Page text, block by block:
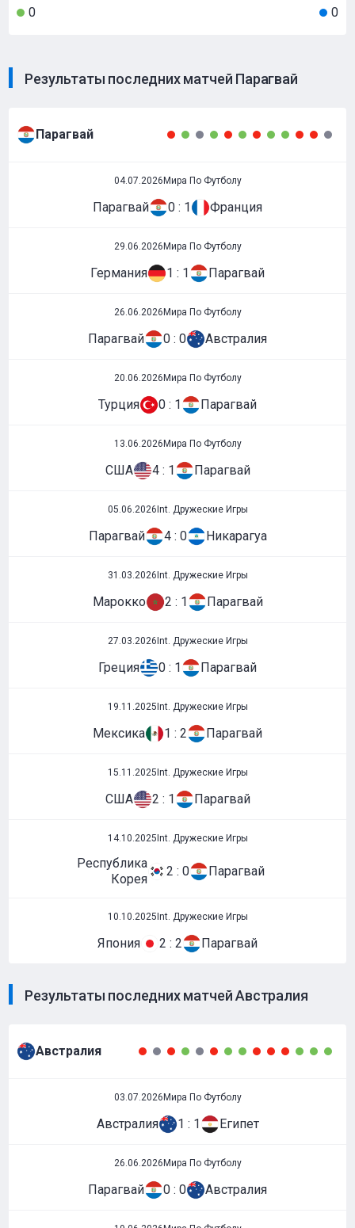
0 0
Результаты последних матчей Парагвай
Парагвай
04.07.2026 Мира По Футболу
Парагвай 0 : 1 Франция
29.06.2026 Мира По Футболу
Германия 1 : 1 Парагвай
26.06.2026 Мира По Футболу
Парагвай 0 : 0 Австралия
20.06.2026 Мира По Футболу
Турция 0 : 1 Парагвай
13.06.2026 Мира По Футболу
США 4 : 1 Парагвай
05.06.2026 Int. Дружеские Игры
Парагвай 4 : 0 Никарагуа
31.03.2026 Int. Дружеские Игры
Марокко 2 : 1 Парагвай
27.03.2026 Int. Дружеские Игры
Греция 0 : 1 Парагвай
19.11.2025 Int. Дружеские Игры
Мексика 1 : 2 Парагвай
15.11.2025 Int. Дружеские Игры
США 2 : 1 Парагвай
14.10.2025 Int. Дружеские Игры
Республика
Корея
2 : 0 Парагвай
10.10.2025 Int. Дружеские Игры
Япония 2 : 2 Парагвай
Результаты последних матчей Австралия
Австралия
03.07.2026 Мира По Футболу
Австралия 1 : 1 Египет
26.06.2026 Мира По Футболу
Парагвай 0 : 0 Австралия